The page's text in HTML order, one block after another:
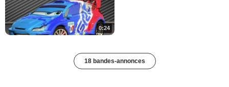
0:24
18 bandes-annonces